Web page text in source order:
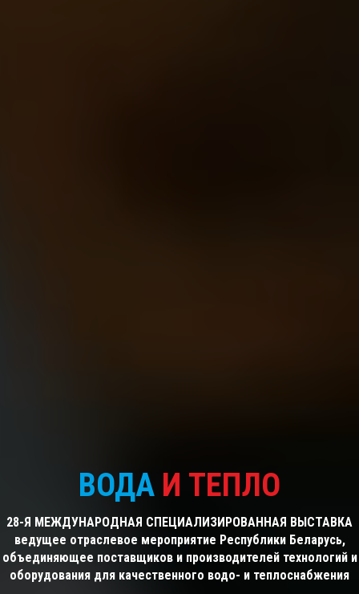
ВОДА И ТЕПЛО
28-Я МЕЖДУНАРОДНАЯ СПЕЦИАЛИЗИРОВАННАЯ ВЫСТАВКА
ведущее отраслевое мероприятие Республики Беларусь,
объединяющее поставщиков и производителей технологий и
оборудования для качественного водо- и теплоснабжения